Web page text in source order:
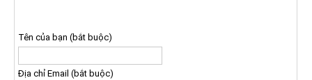
Tên của bạn (bắt buộc)
Địa chỉ Email (bắt buộc)